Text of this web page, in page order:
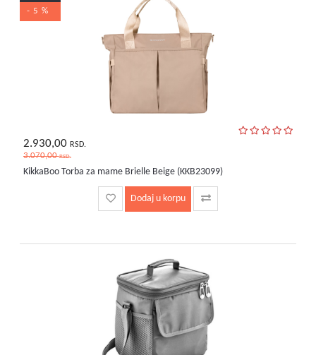
- 5 %
2.930,00 RSD.
3.070,00RSD.
KikkaBoo Torba za mame Brielle Beige (KKB23099)
Dodaj u korpu